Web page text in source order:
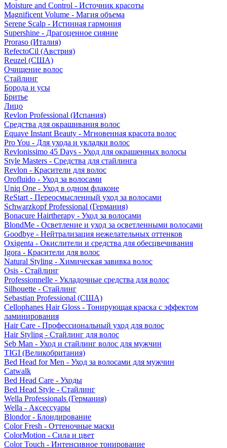
Moisture and Control - Источник красоты
Magnificent Volume - Магия объема
Serene Scalp - Истинная гармония
Supershine - Драгоценное сияние
Proraso (Италия)
RefectoCil (Австрия)
Reuzel (США)
Очищение волос
Стайлинг
Борода и усы
Бритье
Лицо
Revlon Professional (Испания)
Средства для окрашивания волос
Equave Instant Beauty - Мгновенная красота волос
Pro You - Для ухода и укладки волос
Revlonissimo 45 Days - Уход для окрашенных волосы
Style Masters - Средства для стайлинга
Revlon - Красители для волос
Orofluido - Уход за волосами
Uniq One - Уход в одном флаконе
ReStart - Переосмысленный уход за волосами
Schwarzkopf Professional (Германия)
Bonacure Hairtherapy - Уход за волосами
BlondMe - Осветление и уход за осветленными волосами
Goodbye - Нейтрализация нежелательных оттенков
Oxigenta - Окислители и средства для обесцвечивания
Igora - Красители для волос
Natural Styling - Химическая завивка волос
Osis - Стайлинг
Professionnelle - Укладочные средства для волос
Silhouette - Стайлинг
Sebastian Professional (США)
Cellophanes Hair Gloss - Тонирующая краска с эффектом
ламинирования
Hair Care - Профессиональный уход для волос
Hair Styling - Стайлинг для волос
Seb Man - Уход и стайлинг волос для мужчин
TIGI (Великобритания)
Bed Head for Men - Уход за волосами для мужчин
Catwalk
Bed Head Care - Уходы
Bed Head Style - Стайлинг
Wella Professionals (Германия)
Wella - Аксессуары
Blondor - Блондирование
Color Fresh - Оттеночные маски
ColorMotion - Сила и цвет
Color Touch - Интенсивное тонирование